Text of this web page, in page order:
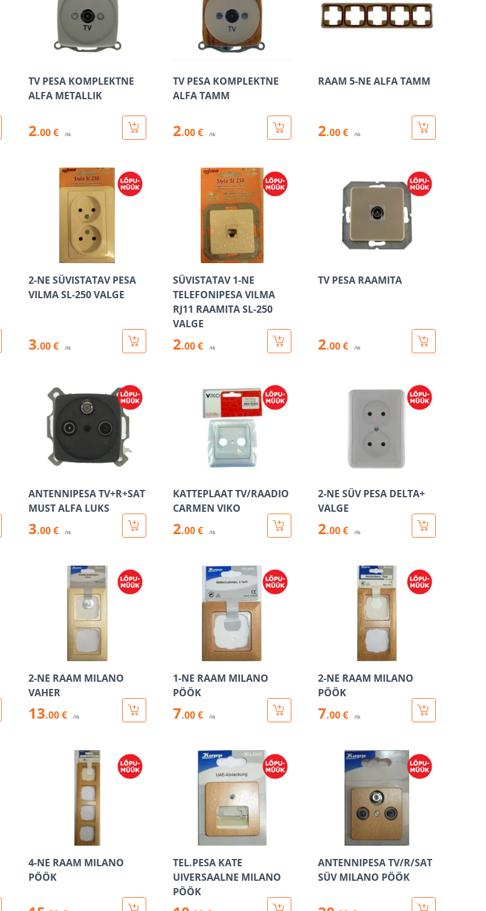
TV PESA KOMPLEKTNE
ALFA METALLIK
2.00 € /tk
TV PESA KOMPLEKTNE
ALFA TAMM
2.00 € /tk
RAAM 5-NE ALFA TAMM
2.00 € /tk
2-NE SÜVISTATAV PESA
VILMA SL-250 VALGE
3.00 € /tk
SÜVISTATAV 1-NE
TELEFONIPESA VILMA
RJ11 RAAMITA SL-250
VALGE
2.00 € /tk
TV PESA RAAMITA
2.00 € /tk
ANTENNIPESA TV+R+SAT
MUST ALFA LUKS
3.00 € /tk
KATTEPLAAT TV/RAADIO
CARMEN VIKO
2.00 € /tk
2-NE SÜV PESA DELTA+
VALGE
2.00 € /tk
2-NE RAAM MILANO
VAHER
13.00 € /tk
1-NE RAAM MILANO
PÖÖK
7.00 € /tk
2-NE RAAM MILANO
PÖÖK
7.00 € /tk
4-NE RAAM MILANO
PÖÖK
TEL.PESA KATE
UIVERSAALNE MILANO
PÖÖK
ANTENNIPESA TV/R/SAT
SÜV MILANO PÖÖK